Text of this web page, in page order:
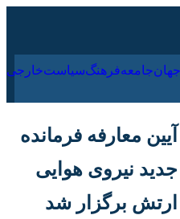
ورزش جهان جامعه فرهنگ
آیین معارفه فرمانده
جدید نیروی هوایی
ارتش برگزار شد